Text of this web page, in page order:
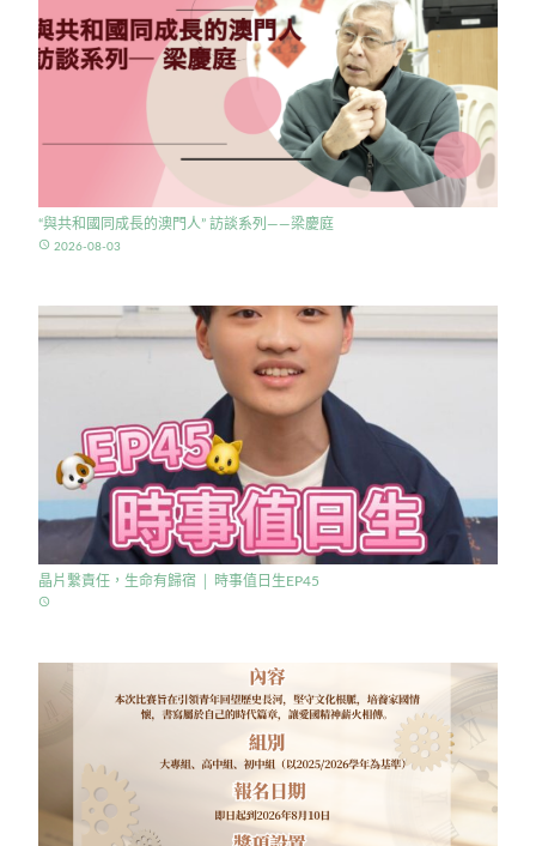
“與共和國同成長的澳門人” 訪談系列——梁慶庭
access_time 2026-08-03
晶片繫責任，生命有歸宿 │ 時事值日生EP45
access_time